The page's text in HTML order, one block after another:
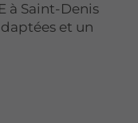
à Saint-Denis
et un